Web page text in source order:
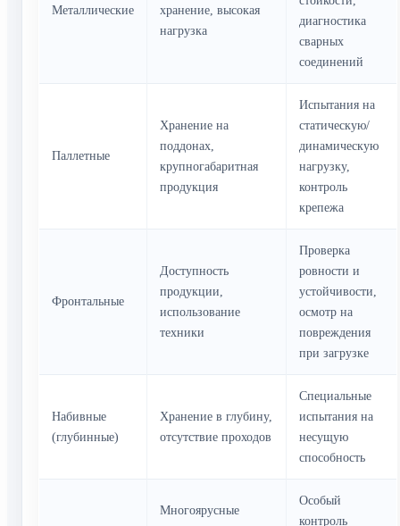
Металлические
хранение, высокая
нагрузка
диагностика
сварных
соединений
Паллетные
Хранение на
поддонах,
крупногабаритная
продукция
Испытания на
статическую/
динамическую
нагрузку,
контроль
крепежа
Фронтальные
Доступность
продукции,
использование
техники
Проверка
ровности и
устойчивости,
осмотр на
повреждения
при загрузке
Набивные
(глубинные)
Хранение в глубину,
отсутствие проходов
Специальные
испытания на
несущую
способность
Многоярусные
Особый
контроль